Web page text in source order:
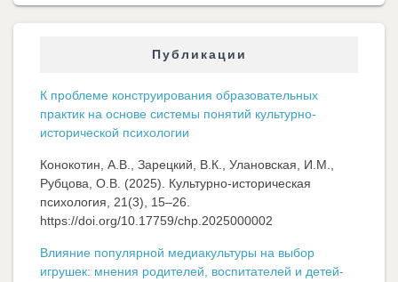
Публикации
К проблеме конструирования образовательных
практик на основе системы понятий культурно-
исторической психологии
Конокотин, А.В., Зарецкий, В.К., Улановская, И.М.,
Рубцова, О.В. (2025). Культурно-историческая
психология, 21(3), 15–26.
https://doi.org/10.17759/chp.2025000002
Влияние популярной медиакультуры на выбор
игрушек: мнения родителей, воспитателей и детей-